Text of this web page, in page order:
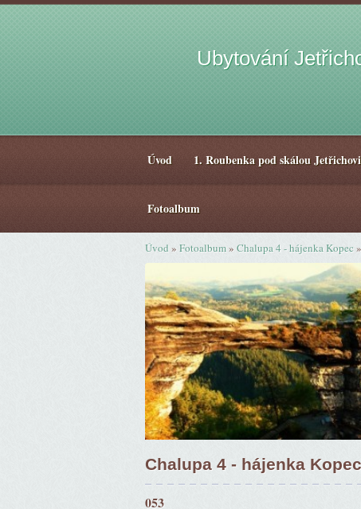
Ubytování
Úvod 1. Roubenka pod skálou
Fotoalbum
Úvod » Fotoalbum» Chalupa 4 - hájenka Kopec»
Chalupa 4 - hájenka Kopec
053